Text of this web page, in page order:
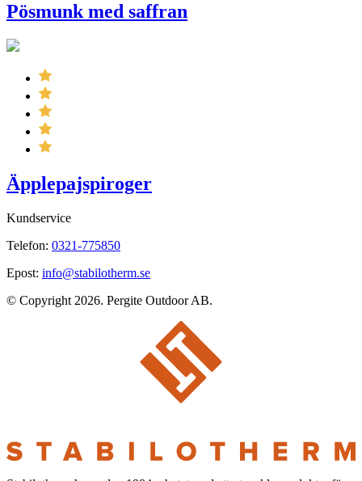
Pösmunk med saffran
Äpplepajspiroger
Kundservice
Telefon: 0321-775850
Epost: info@stabilotherm.se
© Copyright 2026. Pergite Outdoor AB.